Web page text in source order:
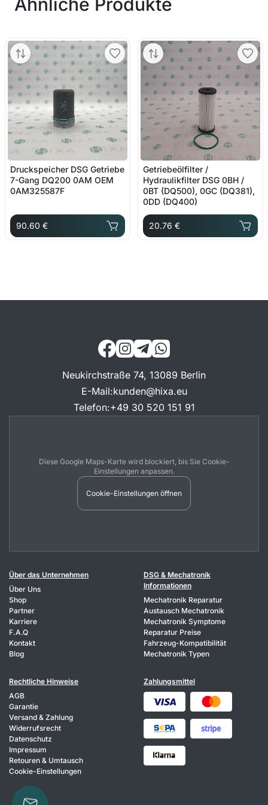
Druckspeicher DSG Getriebe
7-Gang DQ200 0AM OEM
0AM325587F
90.60 €
Getriebeölfilter /
Hydraulikfilter DSG 0BH /
0BT (DQ500), 0GC (DQ381),
0DD (DQ400)
20.76 €
Neukirchstraße 74, 13089 Berlin
E-Mail:kunden@hixa.eu
Telefon:+49 30 520 151 91
Diese Google Maps-Karte wird blockiert, bis Sie Cookie-
Einstellungen anpassen.
Cookie-Einstellungen öffnen
Über das Unternehmen
Über Uns
Shop
Partner
Karriere
F.A.Q
Kontakt
Blog
DSG & Mechatronik
Informationen
Mechatronik Reparatur
Austausch Mechatronik
Mechatronik Symptome
Reparatur Preise
Fahrzeug-Kompatibilität
Mechatronik Typen
Rechtliche Hinweise
AGB
Garantie
Versand & Zahlung
Widerrufsrecht
Datenschutz
Impressum
Retouren & Umtausch
Cookie-Einstellungen
Zahlungsmittel